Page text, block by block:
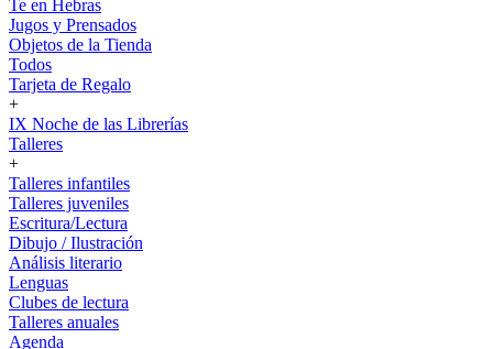
Te en Hebras
Jugos y Prensados
Objetos de la Tienda
Todos
Tarjeta de Regalo
+
IX Noche de las Librerías
Talleres
+
Talleres infantiles
Talleres juveniles
Escritura/Lectura
Dibujo / Ilustración
Análisis literario
Lenguas
Clubes de lectura
Talleres anuales
Agenda